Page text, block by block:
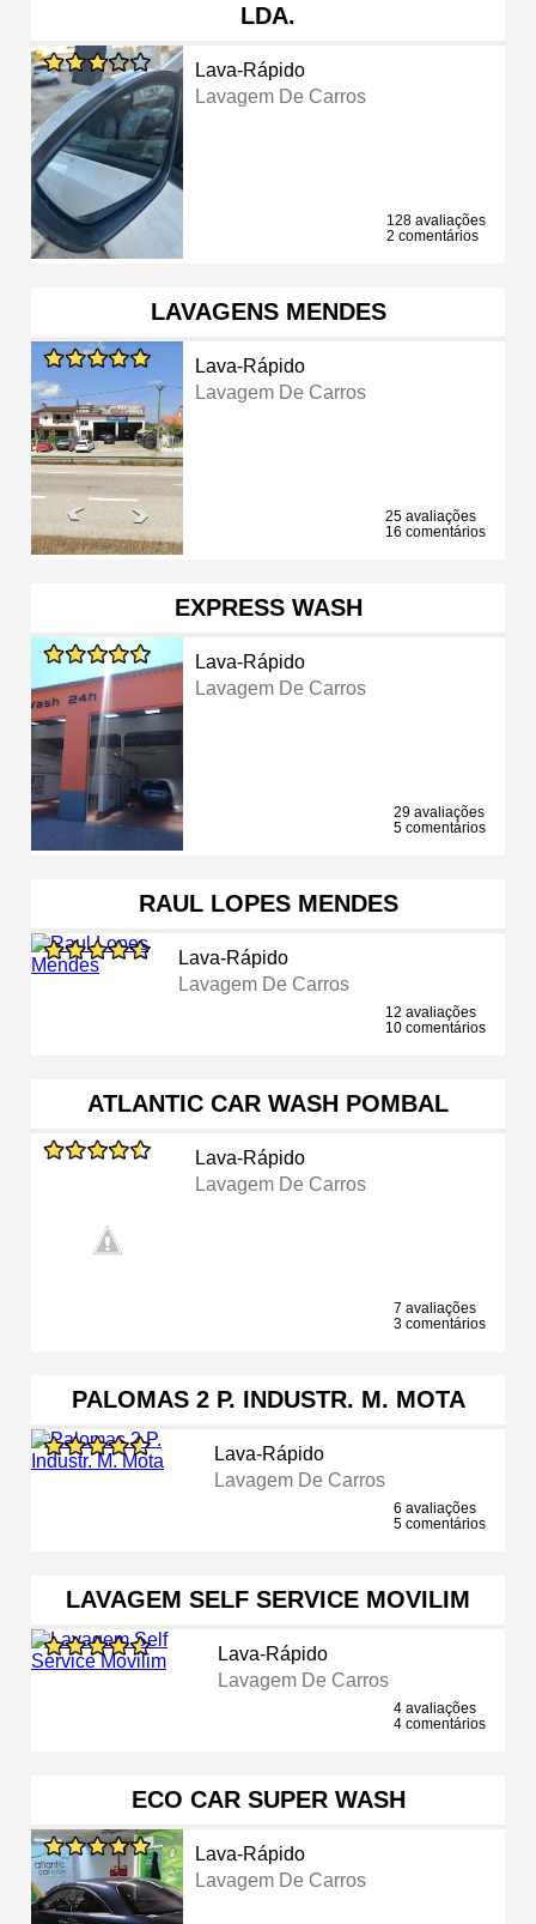
LDA.
Lava-Rápido
Lavagem De Carros
128 avaliações
2 comentários
LAVAGENS MENDES
Lava-Rápido
Lavagem De Carros
25 avaliações
16 comentários
EXPRESS WASH
Lava-Rápido
Lavagem De Carros
29 avaliações
5 comentários
RAUL LOPES MENDES
Lava-Rápido
Lavagem De Carros
12 avaliações
10 comentários
ATLANTIC CAR WASH POMBAL
Lava-Rápido
Lavagem De Carros
7 avaliações
3 comentários
PALOMAS 2 P. INDUSTR. M. MOTA
Lava-Rápido
Lavagem De Carros
6 avaliações
5 comentários
LAVAGEM SELF SERVICE MOVILIM
Lava-Rápido
Lavagem De Carros
4 avaliações
4 comentários
ECO CAR SUPER WASH
Lava-Rápido
Lavagem De Carros